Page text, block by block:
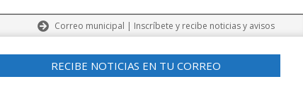
Correo municipal | Inscríbete y recibe noticias y avisos
RECIBE NOTICIAS EN TU CORREO